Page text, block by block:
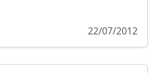
22/07/2012